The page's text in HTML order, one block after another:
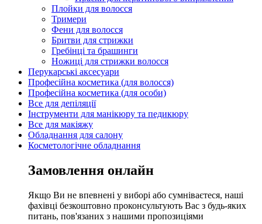
Плойки для волосся
Тримери
Фени для волосся
Бритви для стрижки
Гребінці та брашинги
Ножиці для стрижки волосся
Перукарські аксесуари
Професійна косметика (для волосся)
Професійна косметика (для особи)
Все для депіляції
Інструменти для манікюру та педикюру
Все для макіяжу
Обладнання для салону
Косметологічне обладнання
Замовлення онлайн
Якщо Ви не впевнені у виборі або сумніваєтеся, наші
фахівці безкоштовно проконсультують Вас з будь-яких
питань, пов'язаних з нашими пропозиціями